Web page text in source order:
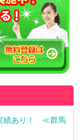
績あり！ ≪群馬